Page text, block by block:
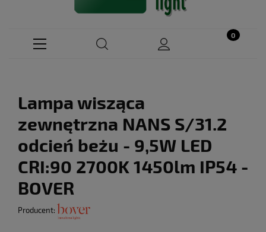
Lampa wisząca
zewnętrzna NANS S/31.2
odcień beżu - 9,5W LED
CRI:90 2700K 1450lm IP54 -
BOVER
Producent: